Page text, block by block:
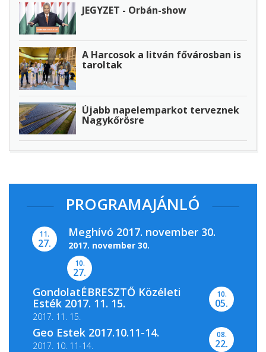
JEGYZET - Orbán-show
A Harcosok a litván fővárosban is
taroltak
Újabb napelemparkot terveznek
Nagykőrösre
PROGRAMAJÁNLÓ
11.
27.
Meghívó 2017. november 30.
2017. november 30.
A Magyar Nemzeti Levéltár Pest Megyei
Levéltára, valamint a...
10.
27.
GondolatÉBRESZTŐ Közéleti
Esték 2017. 11. 15.
2017. 11. 15.
10.
05.
Geo Estek 2017.10.11-14.
2017. 10. 11-14.
08.
22.